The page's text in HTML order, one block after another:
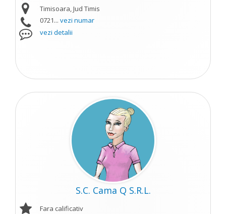
Timisoara, Jud Timis
0721... vezi numar
vezi detalii
S.C. Cama Q S.R.L.
Fara calificativ